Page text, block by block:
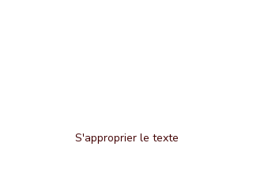
S'approprier le texte